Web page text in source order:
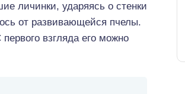
личинки, ударяясь о стенки
от развивающейся пчелы.
взгляда его можно